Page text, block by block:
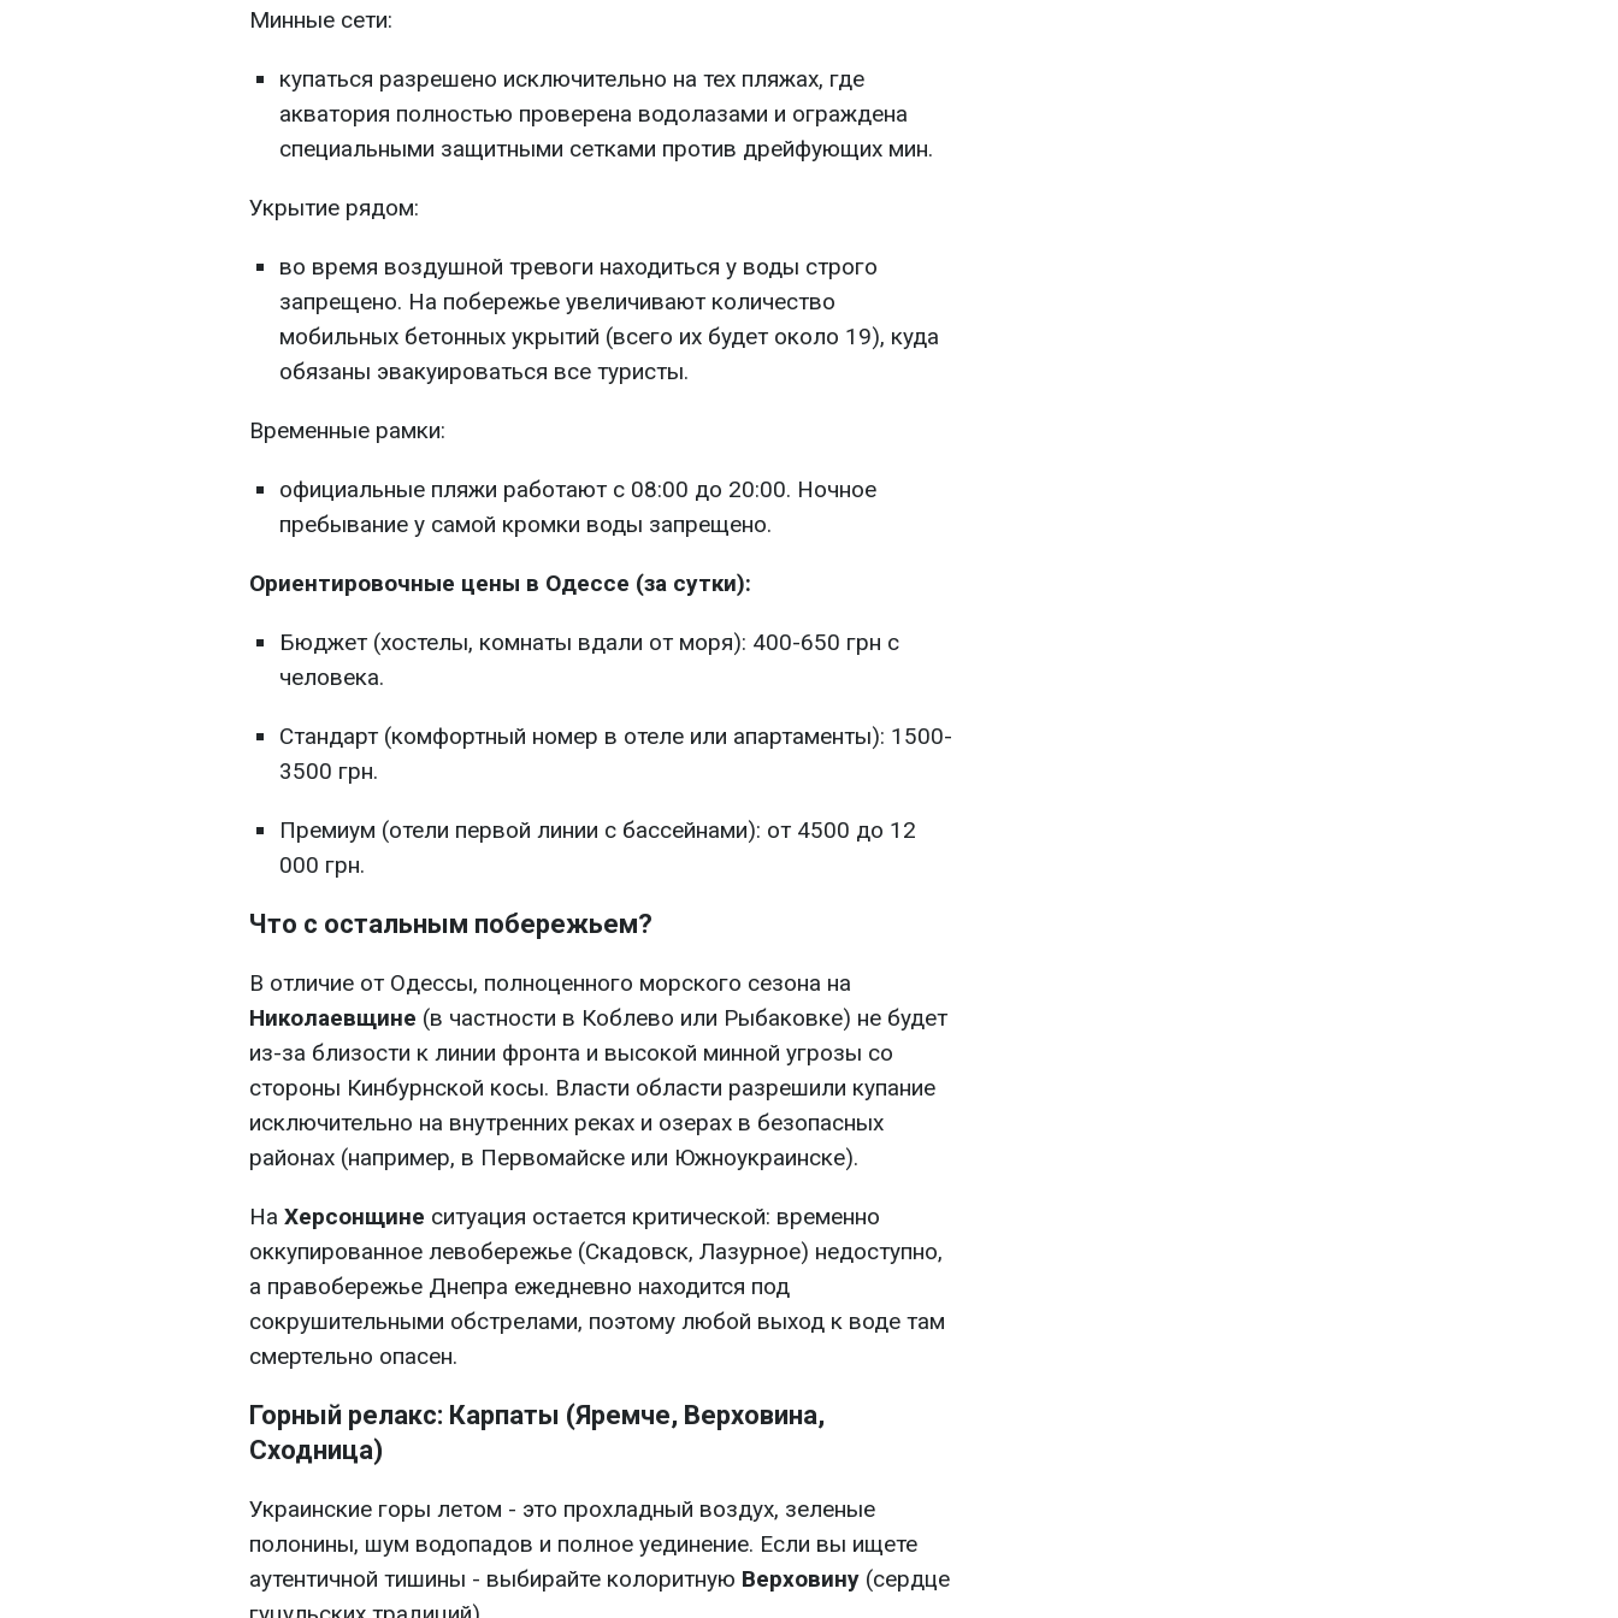
Минные сети:
купаться разрешено исключительно на тех пляжах, где
акватория полностью проверена водолазами и ограждена
специальными защитными сетками против дрейфующих мин.
Укрытие рядом:
во время воздушной тревоги находиться у воды строго
запрещено. На побережье увеличивают количество
мобильных бетонных укрытий (всего их будет около 19), куда
обязаны эвакуироваться все туристы.
Временные рамки:
официальные пляжи работают с 08:00 до 20:00. Ночное
пребывание у самой кромки воды запрещено.
Ориентировочные цены в Одессе (за сутки):
Бюджет (хостелы, комнаты вдали от моря): 400-650 грн с
человека.
Стандарт (комфортный номер в отеле или апартаменты): 1500-
3500 грн.
Премиум (отели первой линии с бассейнами): от 4500 до 12
000 грн.
Что с остальным побережьем?
В отличие от Одессы, полноценного морского сезона на
Николаевщине (в частности в Коблево или Рыбаковке) не будет
из-за близости к линии фронта и высокой минной угрозы со
стороны Кинбурнской косы. Власти области разрешили купание
исключительно на внутренних реках и озерах в безопасных
районах (например, в Первомайске или Южноукраинске).
На Херсонщине ситуация остается критической: временно
оккупированное левобережье (Скадовск, Лазурное) недоступно,
а правобережье Днепра ежедневно находится под
сокрушительными обстрелами, поэтому любой выход к воде там
смертельно опасен.
Горный релакс: Карпаты (Яремче, Верховина,
Сходница)
Украинские горы летом - это прохладный воздух, зеленые
полонины, шум водопадов и полное уединение. Если вы ищете
аутентичной тишины - выбирайте колоритную Верховину (сердце